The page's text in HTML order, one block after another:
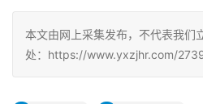
本文由网上采集发布，不代表我们
处：https://www.yxzjhr.com/